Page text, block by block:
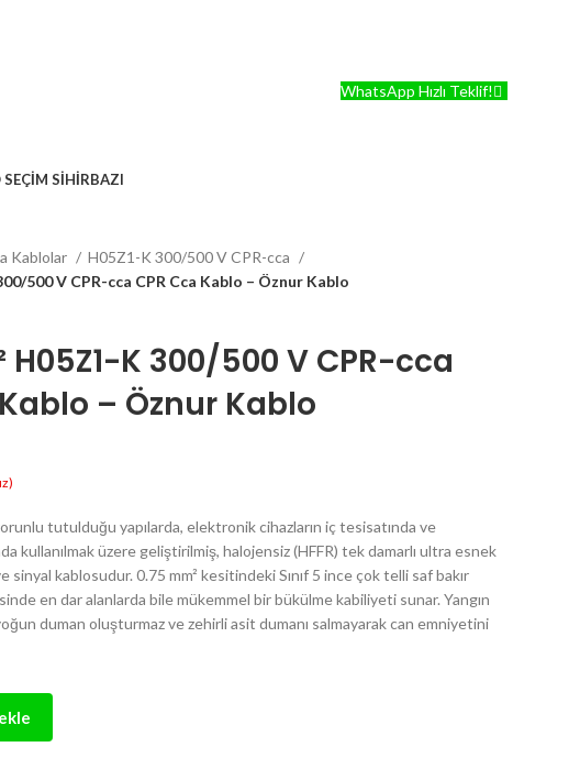
WhatsApp Hızlı Teklif!
SEÇIM SIHIRBAZI
Kablolar
H05Z1-K 300/500 V CPR-cca
500 V CPR-cca CPR Cca Kablo – Öznur Kablo
H05Z1-K 300/500 V CPR-cca
– Öznur Kablo
tutulduğu yapılarda, elektronik cihazların iç tesisatında ve
kullanılmak üzere geliştirilmiş, halojensiz (HFFR) tek damarlı ultra esnek
sinyal kablosudur. 0.75 mm² kesitindeki Sınıf 5 ince çok telli saf bakır
en dar alanlarda bile mükemmel bir bükülme kabiliyeti sunar. Yangın
duman oluşturmaz ve zehirli asit dumanı salmayarak can emniyetini